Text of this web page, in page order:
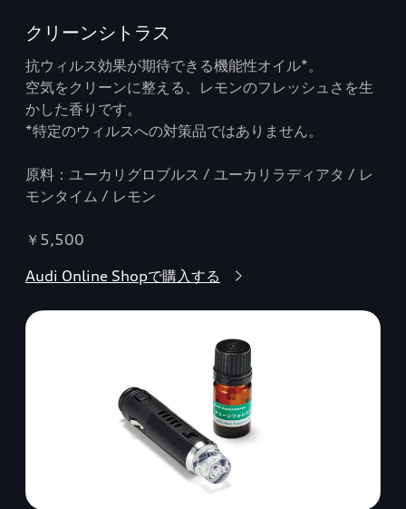
クリーンシトラス
抗ウィルス効果が期待できる機能性オイル*。
空気をクリーンに整える、レモンのフレッシュさを生
かした香りです。
*特定のウィルスへの対策品ではありません。
原料：ユーカリグロブルス / ユーカリラディアタ / レ
モンタイム / レモン
￥5,500
Audi Online Shopで購入する